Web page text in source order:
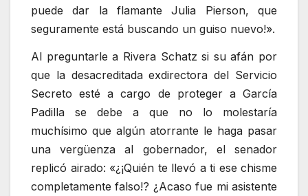
puede dar la flamante Julia Pierson, que
seguramente está buscando un guiso nuevo!».
Al preguntarle a Rivera Schatz si su afán por
que la desacreditada exdirectora del Servicio
Secreto esté a cargo de proteger a García
Padilla se debe a que no lo molestaría
muchísimo que algún atorrante le haga pasar
una vergüenza al gobernador, el senador
replicó airado: «¿¡Quién te llevó a ti ese chisme
completamente falso!? ¿Acaso fue mi asistente